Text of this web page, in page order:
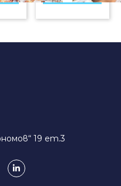
19 ет.3
LinkedIn